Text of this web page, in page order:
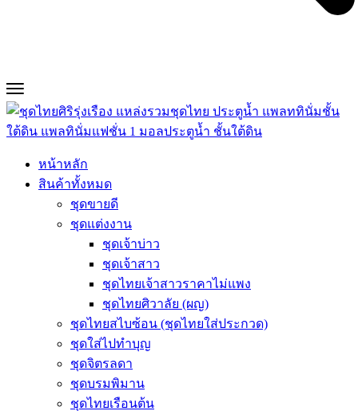
หน้าหลัก
สินค้าทั้งหมด
ชุดขายดี
ชุดแต่งงาน
ชุดเจ้าบ่าว
ชุดเจ้าสาว
ชุดไทยเจ้าสาวราคาไม่แพง
ชุดไทยศิวาลัย (ผญ)
ชุดไทยสไบซ้อน (ชุดไทยใส่ประกวด)
ชุดใส่ไปทำบุญ
ชุดจิตรลดา
ชุดบรมพิมาน
ชุดไทยเรือนต้น